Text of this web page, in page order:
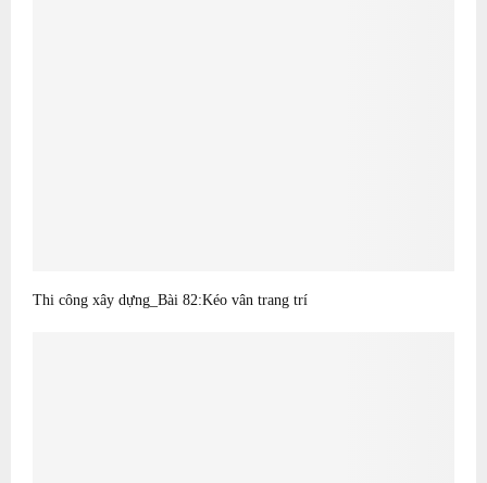
Thi công xây dựng_Bài 82:Kéo vân trang trí